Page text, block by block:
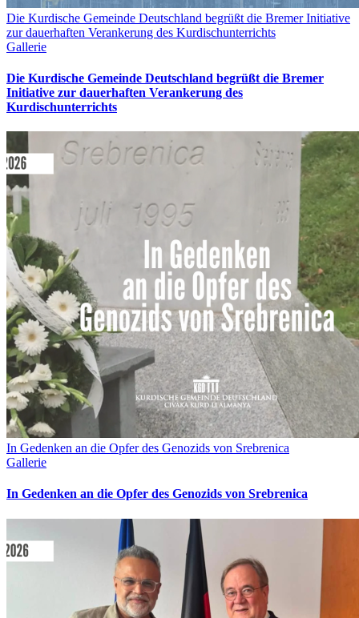
Die Kurdische Gemeinde Deutschland begrüßt die Bremer Initiative
zur dauerhaften Verankerung des Kurdischunterrichts
Gallerie
Die Kurdische Gemeinde Deutschland begrüßt die Bremer
Initiative zur dauerhaften Verankerung des
Kurdischunterrichts
In Gedenken an die Opfer des Genozids von Srebrenica
Gallerie
In Gedenken an die Opfer des Genozids von Srebrenica